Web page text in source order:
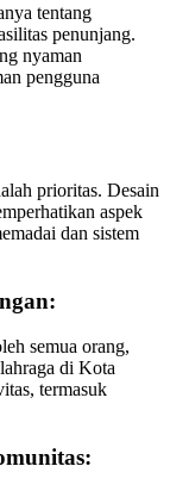
tentang
penunjang.
nyaman
pengguna
prioritas. Desain
aspek
dan sistem
semua orang,
di Kota
termasuk